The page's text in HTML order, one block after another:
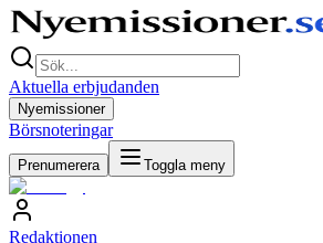
Aktuella erbjudanden
Nyemissioner
Börsnoteringar
Prenumerera Toggla meny
Redaktionen